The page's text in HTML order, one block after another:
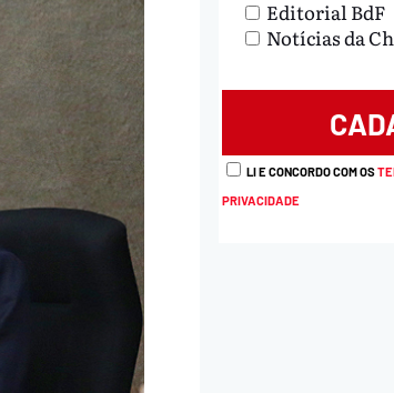
Editorial BdF
Notícias da
LI E CONCORDO COM OS
PRIVACIDADE